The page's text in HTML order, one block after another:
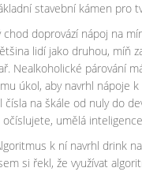
stavební kámen
doprovází nápoj na
lidí jako druhou,
Nealkoholické párování
úkol, aby navrhl
na škále od nuly do
umělá
k ní navrhl drink
si řekl, že využívat